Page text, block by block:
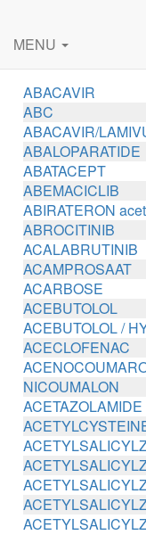
MENU
ABACAVIR
ABC
ABACAVIR/
ABALOPARATIDE
ABATACEPT
ABEMACICLIB
ABIRATERON
ABROCITINIB
ACALABRUTINIB
ACAMPROSAAT
ACARBOSE
ACEBUTOLOL
ACEBUTOLOL /
ACECLOFENAC
NICOUMALON
ACETAZOLAMIDE